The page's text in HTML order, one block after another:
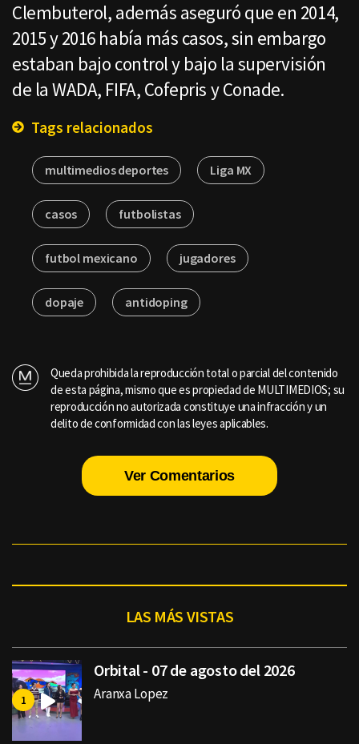
Clembuterol, además aseguró que en 2014,
2015 y 2016 había más casos, sin embargo
estaban bajo control y bajo la supervisión
de la WADA, FIFA, Cofepris y Conade.
Tags relacionados
multimedios deportes Liga MX
casos futbolistas
futbol mexicano jugadores
dopaje antidoping
Queda prohibida la reproducción total o parcial del contenido
de esta página, mismo que es propiedad de MULTIMEDIOS; su
reproducción no autorizada constituye una infracción y un
delito de conformidad con las leyes aplicables.
Ver Comentarios
LAS MÁS VISTAS
Orbital - 07 de agosto del 2026
Aranxa Lopez